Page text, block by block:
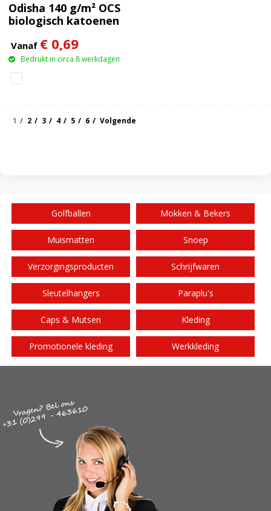
Odisha 140 g/m² OCS
biologisch katoenen
cm
Vanaf € 0,69
Bedrukt in circa 8 werkdagen
1 2 3 4 5 6 Volgende
Golfballen Mokken & Bekers
Muismatten Snoep
Verzorgingsproducten Schrijfwaren
Sleutelhangers Paraplu's
Caps & Mutsen Kleding
Promotionele kleding Werkkleding